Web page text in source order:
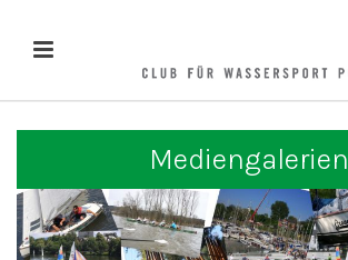
Mediengalerien